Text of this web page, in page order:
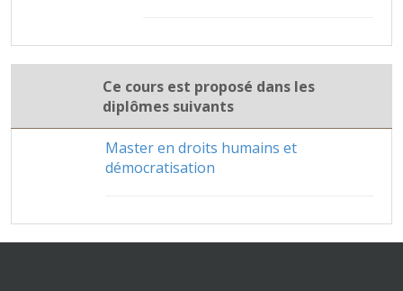
Ce cours est proposé dans les
diplômes suivants
Master en droits humains et
démocratisation